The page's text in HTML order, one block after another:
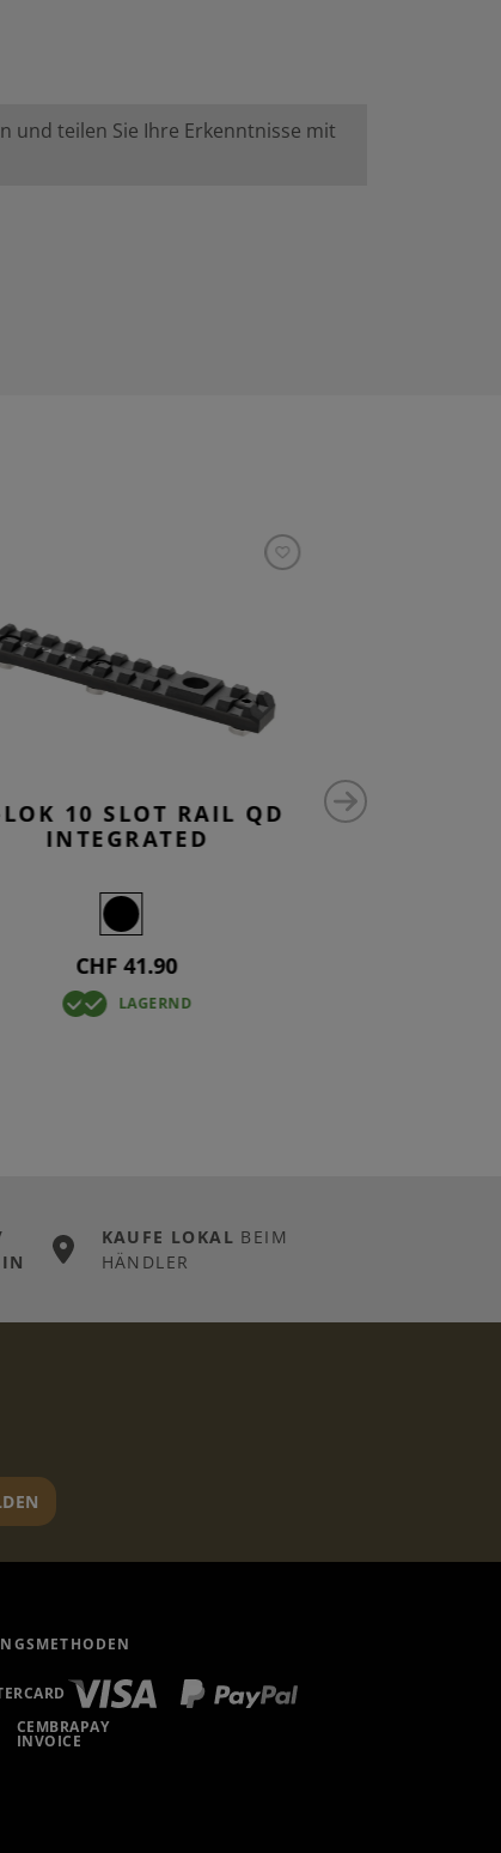
und teilen Sie Ihre Erkenntnisse mit
10 SLOT RAIL QD
INTEGRATED
CHF 41.90
LAGERND
KAUFE LOKAL BEIM
HÄNDLER
CEMBRAPAY
INVOICE